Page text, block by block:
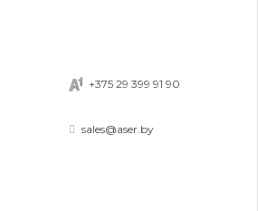
+375 29 399 91 90
sales@aser.by